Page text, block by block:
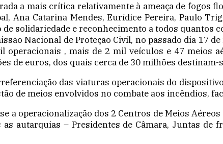
a mais crítica relativamente à ameaça de fogos
Ana Catarina Mendes, Eurídice Pereira, Paulo
solidariedade e reconhecimento a todos quantos
Nacional de Proteção Civil, no passado dia 17
, mais de 2 mil veículos e 47 meios
de euros, dos quais cerca de 30 milhões destinam-
das viaturas operacionais do
de meios envolvidos no combate aos incêndios,
a operacionalização dos 2 Centros de Meios
autarquias – Presidentes de Câmara, Juntas de